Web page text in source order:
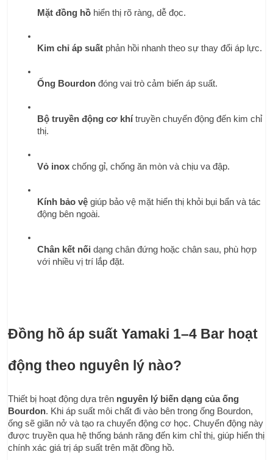
Mặt đồng hồ hiển thị rõ ràng, dễ đọc.
Kim chỉ áp suất phản hồi nhanh theo sự thay đổi áp lực.
Ống Bourdon đóng vai trò cảm biến áp suất.
Bộ truyền động cơ khí truyền chuyển động đến kim chỉ
thị.
Vỏ inox chống gỉ, chống ăn mòn và chịu va đập.
Kính bảo vệ giúp bảo vệ mặt hiển thị khỏi bụi bẩn và tác
động bên ngoài.
Chân kết nối dạng chân đứng hoặc chân sau, phù hợp
với nhiều vị trí lắp đặt.
Đồng hồ áp suất Yamaki 1–4 Bar hoạt
động theo nguyên lý nào?
Thiết bị hoạt động dựa trên nguyên lý biến dạng của ống
Bourdon. Khi áp suất môi chất đi vào bên trong ống Bourdon,
ống sẽ giãn nở và tạo ra chuyển động cơ học. Chuyển động này
được truyền qua hệ thống bánh răng đến kim chỉ thị, giúp hiển thị
chính xác giá trị áp suất trên mặt đồng hồ.